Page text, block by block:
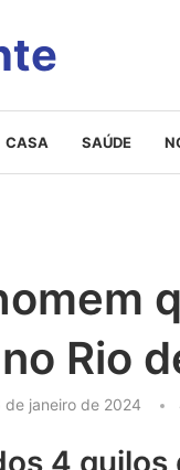
CASA SAÚDE
Rio
de janeiro de 2024